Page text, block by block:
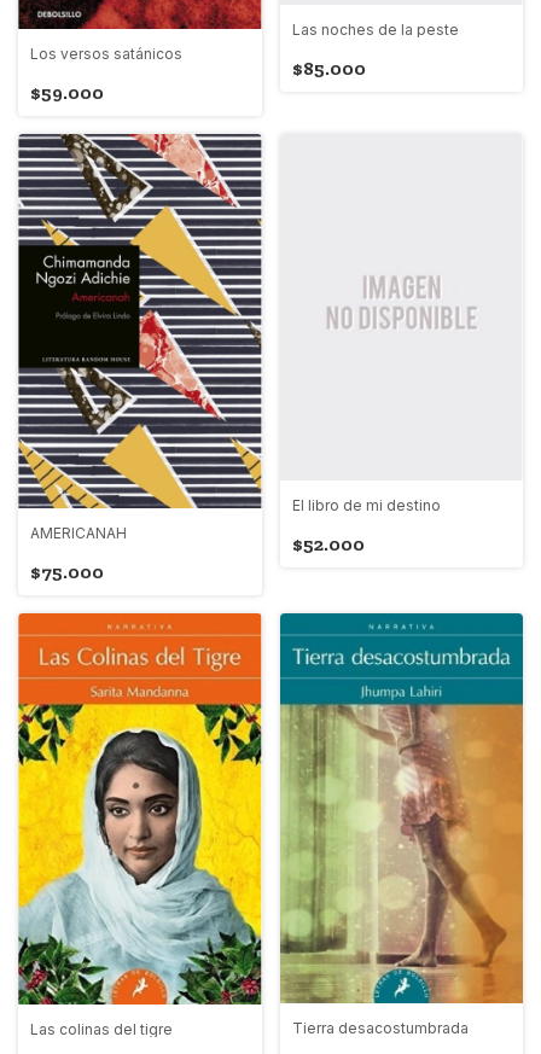
Los versos satánicos
$59.000
Las noches de la peste
$85.000
AMERICANAH
$75.000
El libro de mi destino
$52.000
Las colinas del tigre Tierra desacostumbrada